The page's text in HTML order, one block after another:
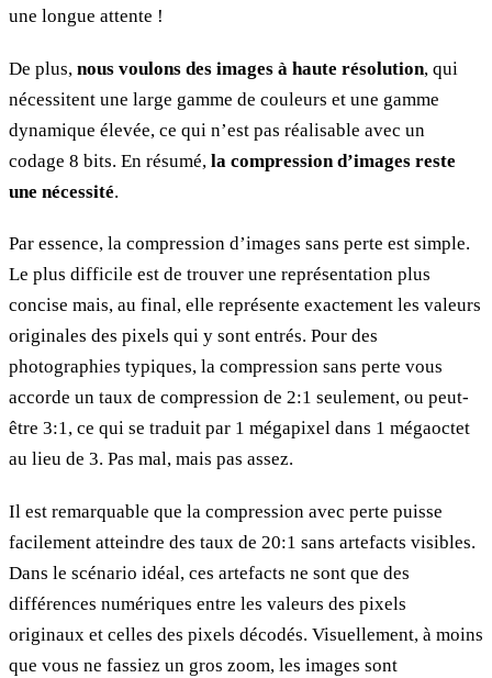
une longue attente !
De plus, nous voulons des images à haute résolution, qui
nécessitent une large gamme de couleurs et une gamme
dynamique élevée, ce qui n’est pas réalisable avec un
codage 8 bits. En résumé, la compression d’images reste
une nécessité.
Par essence, la compression d’images sans perte est simple.
Le plus difficile est de trouver une représentation plus
concise mais, au final, elle représente exactement les valeurs
originales des pixels qui y sont entrés. Pour des
photographies typiques, la compression sans perte vous
accorde un taux de compression de 2:1 seulement, ou peut-
être 3:1, ce qui se traduit par 1 mégapixel dans 1 mégaoctet
au lieu de 3. Pas mal, mais pas assez.
Il est remarquable que la compression avec perte puisse
facilement atteindre des taux de 20:1 sans artefacts visibles.
Dans le scénario idéal, ces artefacts ne sont que des
différences numériques entre les valeurs des pixels
originaux et celles des pixels décodés. Visuellement, à moins
que vous ne fassiez un gros zoom, les images sont